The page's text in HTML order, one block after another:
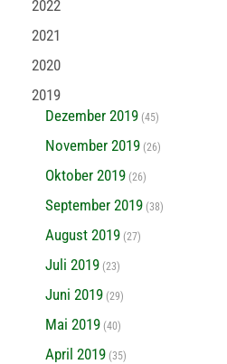
2022
2021
2020
2019
Dezember 2019 (45)
November 2019 (26)
Oktober 2019 (26)
September 2019 (38)
August 2019 (27)
Juli 2019 (23)
Juni 2019 (29)
Mai 2019 (40)
April 2019 (35)